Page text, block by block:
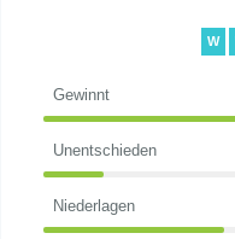
W
Gewinnt
Unentschieden
Niederlagen